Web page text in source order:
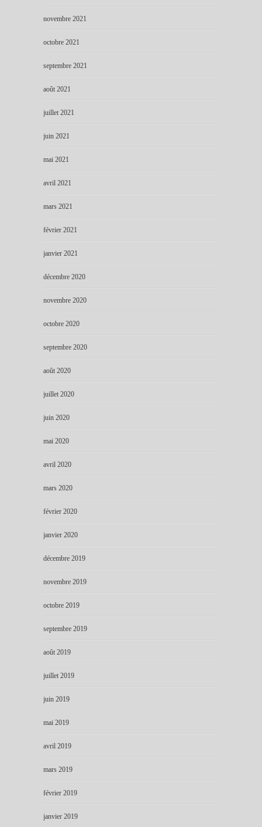
novembre 2021
octobre 2021
septembre 2021
août 2021
juillet 2021
juin 2021
mai 2021
avril 2021
mars 2021
février 2021
janvier 2021
décembre 2020
novembre 2020
octobre 2020
septembre 2020
août 2020
juillet 2020
juin 2020
mai 2020
avril 2020
mars 2020
février 2020
janvier 2020
décembre 2019
novembre 2019
octobre 2019
septembre 2019
août 2019
juillet 2019
juin 2019
mai 2019
avril 2019
mars 2019
février 2019
janvier 2019